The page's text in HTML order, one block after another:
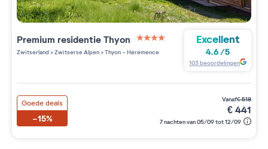
Premium residentieThyon
4 étoiles sur 5
Zwitserland>Zwitserse Alpen>Thyon - Hérémence
Excellent
4.6/5
103beoordelingen
Goede deals
-15%
vanaf€518
€441
7 nachten van 05/09 tot 12/09